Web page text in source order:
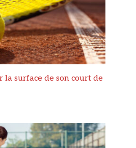
la surface de son court de